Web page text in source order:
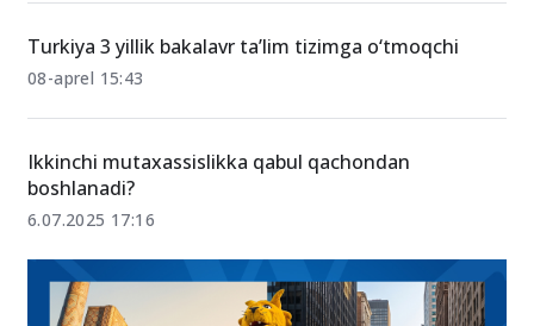
bakalavr yo‘nalishlariga qabul bo‘ladi
23-aprel 11:06
Turkiya 3 yillik bakalavr ta’lim tizimga o‘tmoqchi
08-aprel 15:43
6.07.2025 17:16